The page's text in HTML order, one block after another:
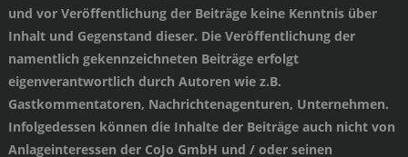
und vor Veröffentlichung der Beiträge keine Kenntnis über
Inhalt und Gegenstand dieser. Die Veröffentlichung der
namentlich gekennzeichneten Beiträge erfolgt
eigenverantwortlich durch Autoren wie z.B.
Gastkommentatoren, Nachrichtenagenturen, Unternehmen.
Infolgedessen können die Inhalte der Beiträge auch nicht von
Anlageinteressen der CoJo GmbH und / oder seinen